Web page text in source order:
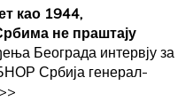
као 1944,
не праштају
Београда интервју за
Србија генерал-